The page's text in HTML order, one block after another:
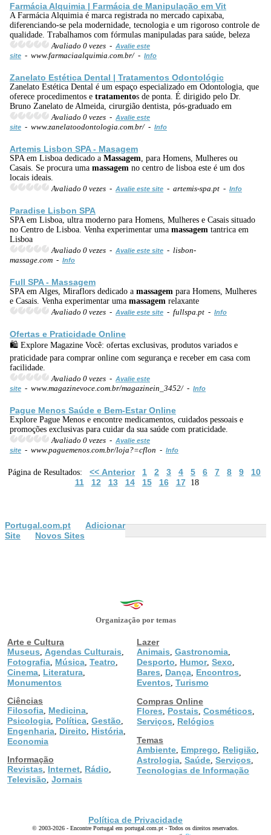
Farmácia Alquimia | Farmácia de Manipulação em Vit
A Farmácia Alquimia é marca registrada no mercado capixaba,
diferenciando-se pela modernidade, tecnologia e um rigoroso controle de
qualidade. Trabalhamos com fórmulas manipuladas para saúde, beleza
Avaliado 0 vezes - Avalie este
site - www.farmaciaalquimia.com.br/ - Info
Zanelato Estética Dental | Tratamentos Odontológic
Zanelato Estética Dental é um espaço especializado em Odontologia, que
oferece procedimentos e tratamentos de ponta. É dirigido pelo Dr.
Bruno Zanelato de Almeida, cirurgião dentista, pós-graduado em
Avaliado 0 vezes - Avalie este
site - www.zanelatoodontologia.com.br/ - Info
Artemis Lisbon SPA - Masagem
SPA em Lisboa dedicado a Massagem , para Homens, Mulheres ou
Casais. Se procura uma massagem no centro de lisboa este é um dos
locais ideais.
Avaliado 0 vezes - Avalie este site - artemis-spa.pt - Info
Paradise Lisbon SPA
SPA em Lisboa, ultra moderno para Homens, Mulheres e Casais situado
no Centro de Lisboa. Venha experimentar uma massagem tantrica em
Lisboa
Avaliado 0 vezes - Avalie este site - lisbon-
massage.com - Info
Full SPA - Massagem
SPA em Alges, Miraflors dedicado a massagem para Homens, Mulheres
e Casais. Venha experimentar uma massagem relaxante
Avaliado 0 vezes - Avalie este site - fullspa.pt - Info
Ofertas e Praticidade Online
🛍️ Explore Magazine Você: ofertas exclusivas, produtos variados e
praticidade para comprar online com segurança e receber em casa com
facilidade.
Avaliado 0 vezes - Avalie este
site - www.magazinevoce.com.br/magazinein_3452/ - Info
Pague Menos Saúde e Bem-Estar Online
Explore Pague Menos e encontre medicamentos, cuidados pessoais e
promoções exclusivas para cuidar da sua saúde com praticidade.
Avaliado 0 vezes - Avalie este
site - www.paguemenos.com.br/loja?=cflon - Info
Página de Resultados: << Anterior 1 2 3 4 5 6 7 8 9
10
11
12 13 14 15 16 1718
Portugal.com.pt
Adicionar
Site
Novos Sites
Organização por temas
Arte e Cultura
Museus
Agendas Culturais
Fotografia Música Teatro
Cinema Literatura
Monumentos
Ciências
Filosofia Medicina
Psicologia Política Gestão
Engenharia Direito História
Economia
Informação
Revistas
Internet Rádio
Televisão Jornais
Lazer
Animais Gastronomia
Desporto Humor, Sexo
Bares Dança Encontros
Eventos Turismo
Compras Online
Flores
Postais Cosméticos
Serviços
Relógios
Temas
Ambiente Emprego Religião
Astrologia Saúde Serviços
Tecnologias de Informação
Política de Privacidade
© 2003-2026 - Encontre Portugal em portugal.com.pt - Todos os direitos reservados.